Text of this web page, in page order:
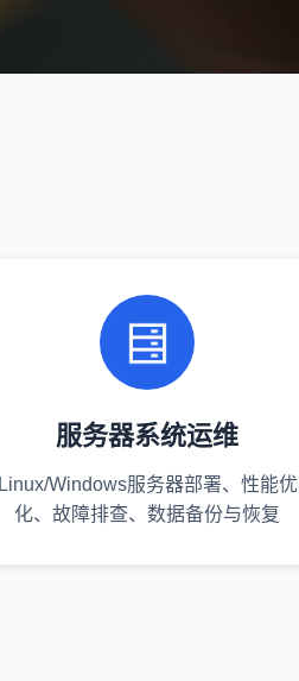
服务器系统运维
Linux/Windows服务器部署、性能优
化、故障排查、数据备份与恢复